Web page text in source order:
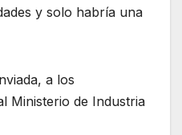
y solo habría una
a los
Ministerio de Industria